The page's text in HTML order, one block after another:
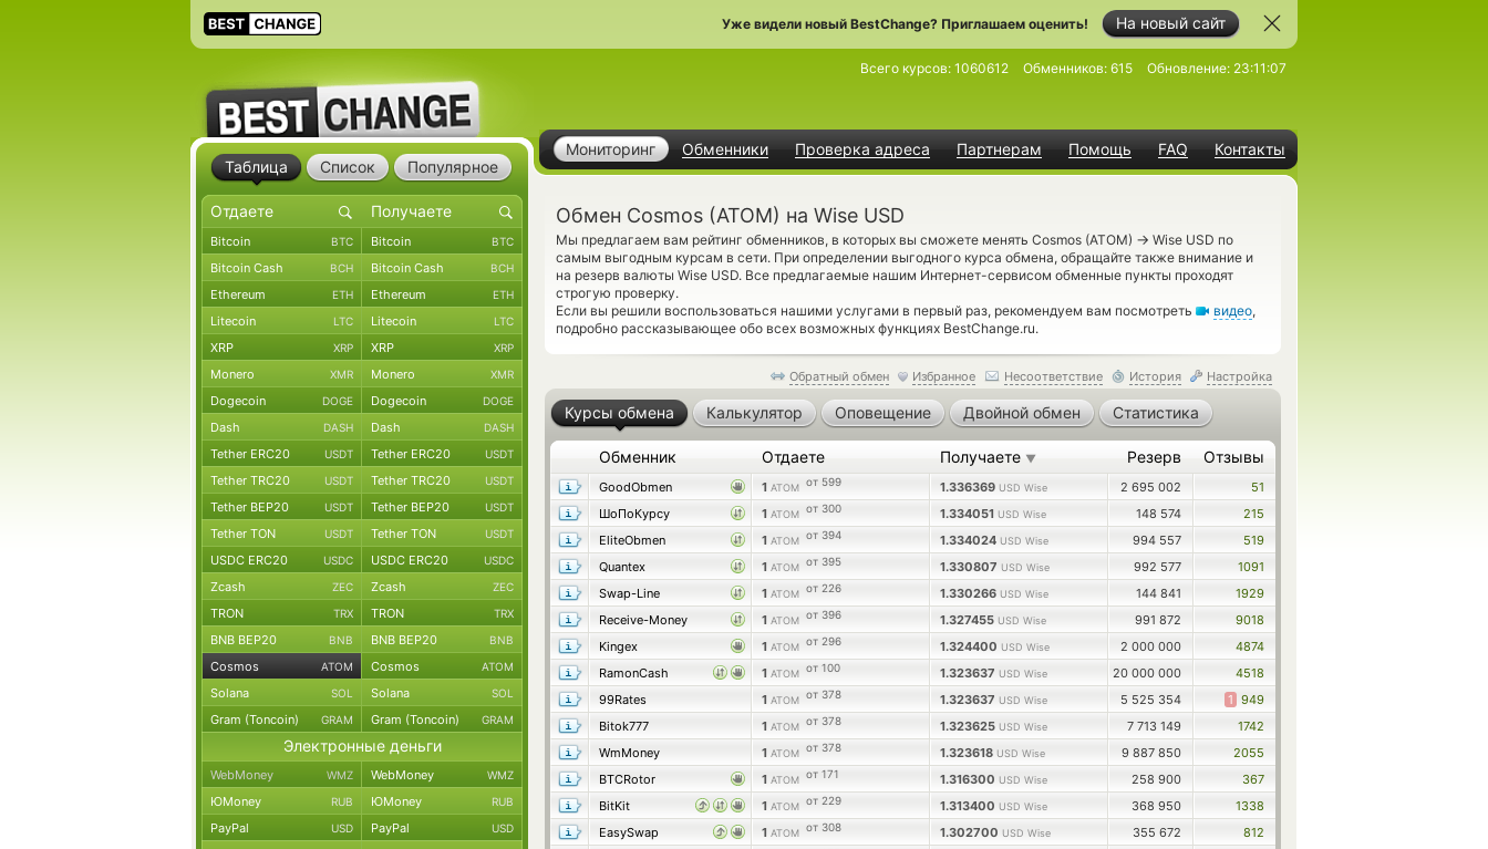
На новый сайт
Уже видели новый BestChange? Приглашаем оценить!
Мониторинг Обменники Проверка адреса Партнерам Помощь FAQ Контакты
Всего курсов: 1060612 Обменников: 615 Обновление: 23:11:07
Обмен Cosmos (ATOM) на Wise USD
Мы предлагаем вам рейтинг обменников, в которых вы сможете менять Cosmos (ATOM) → Wise USD по
самым выгодным курсам в сети. При определении выгодного курса обмена, обращайте также внимание и
на резерв валюты Wise USD. Все предлагаемые нашим Интернет-сервисом обменные пункты проходят
строгую проверку.
Если вы решили воспользоваться нашими услугами в первый раз, рекомендуем вам посмотреть
видео,
подробно рассказывающее обо всех возможных функциях BestChange.ru.
Обратный обмен Избранное Несоответствие История Настройка
Курсы обмена Калькулятор Оповещение Двойной обмен Статистика
Обменник Отдаете Получаете ▼ Резерв Отзывы
GoodObmen 1 ATOM от 599 1.336369 USD Wise 2 695 002
51
ШоПоКурсу
1 ATOM от 300 1.334051 USD Wise 148 574
215
EliteObmen
1 ATOM от 394 1.334024 USD Wise 994 557
519
Quantex
1 ATOM от 395 1.330807 USD Wise 992 577
1091
Swap-Line
1 ATOM от 226 1.330266 USD Wise 144 841
1929
Receive-Money
1 ATOM от 396 1.327455 USD Wise 991 872
9018
Kingex
1 ATOM от 296 1.324400 USD Wise 2 000 000
4874
RamonCash
1 ATOM от 100 1.323637 USD Wise 20 000 000
4518
99Rates
1 ATOM от 378 1.323637 USD Wise 5 525 354 1 949
Bitok777
1 ATOM от 378 1.323625 USD Wise 7 713 149
1742
WmMoney
1 ATOM от 378 1.323618 USD Wise 9 887 850
2055
BTCRotor
1 ATOM от 171 1.316300 USD Wise 258 900
367
BitKit
1 ATOM от 229 1.313400 USD Wise 368 950
1338
EasySwap
1 ATOM от 308 1.302700 USD Wise 355 672
812
Таблица Список Популярное
Bitcoin BTC Bitcoin BTC
Bitcoin Cash BCH Bitcoin Cash BCH
Ethereum ETH Ethereum ETH
Litecoin LTC Litecoin LTC
XRP XRP XRP XRP
Monero XMR Monero XMR
Dogecoin DOGE Dogecoin DOGE
Dash DASH Dash DASH
Tether ERC20 USDT Tether ERC20 USDT
Tether TRC20 USDT Tether TRC20 USDT
Tether BEP20 USDT Tether BEP20 USDT
Tether TON USDT Tether TON USDT
USDC ERC20 USDC USDC ERC20 USDC
Zcash ZEC Zcash ZEC
TRON TRX TRON TRX
BNB BEP20 BNB BNB BEP20 BNB
Cosmos ATOM Cosmos ATOM
Solana SOL Solana SOL
Gram (Toncoin) GRAM Gram (Toncoin) GRAM
Электронные деньги
WebMoney WMZ WebMoney WMZ
ЮMoney RUB ЮMoney RUB
PayPal USD PayPal USD